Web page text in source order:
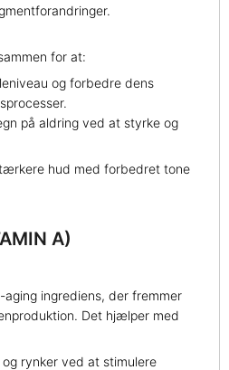
for at:
og forbedre dens
på aldring ved at styrke og
hud med forbedret tone
A)
ingrediens, der fremmer
Det hjælper med
rynker ved at stimulere